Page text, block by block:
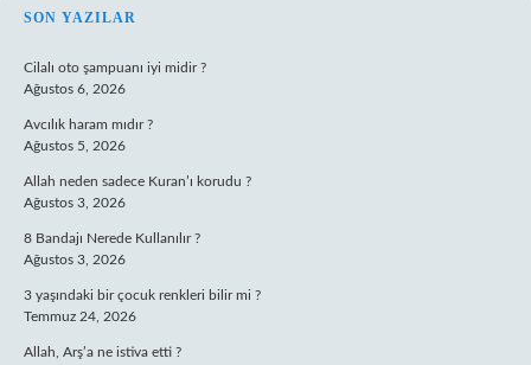
SIDEBAR
SON YAZILAR
Cilalı oto şampuanı iyi midir ?
Ağustos 6, 2026
Avcılık haram mıdır ?
Ağustos 5, 2026
Allah neden sadece Kuran’ı korudu ?
Ağustos 3, 2026
8 Bandajı Nerede Kullanılır ?
Ağustos 3, 2026
3 yaşındaki bir çocuk renkleri bilir mi ?
Temmuz 24, 2026
Allah, Arş’a ne istiva etti ?